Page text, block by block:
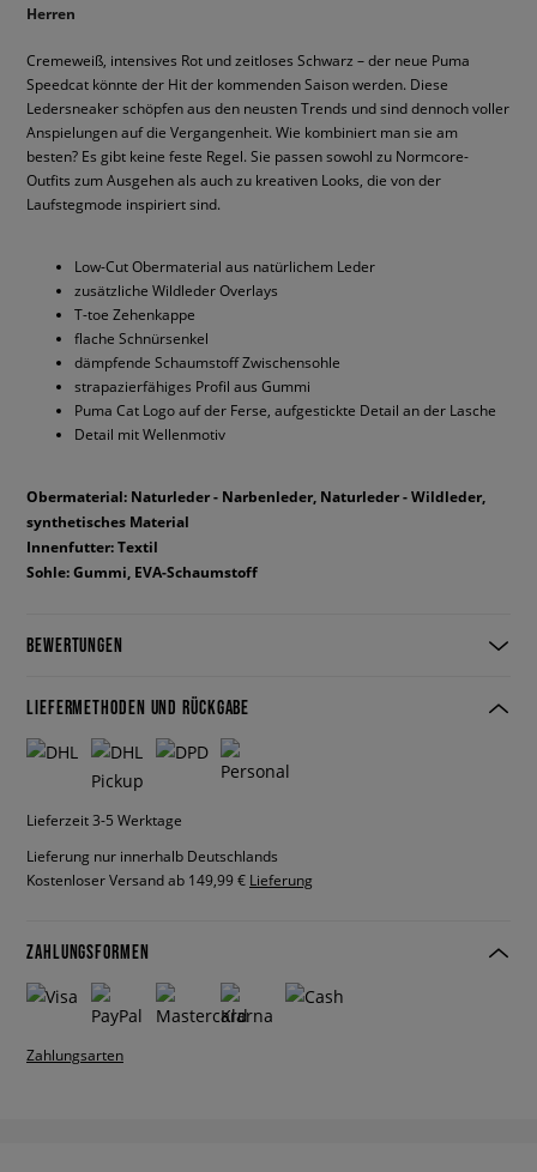
Herren
Cremeweiß, intensives Rot und zeitloses Schwarz – der neue Puma
Speedcat könnte der Hit der kommenden Saison werden. Diese
Ledersneaker schöpfen aus den neusten Trends und sind dennoch voller
Anspielungen auf die Vergangenheit. Wie kombiniert man sie am
besten? Es gibt keine feste Regel. Sie passen sowohl zu Normcore-
Outfits zum Ausgehen als auch zu kreativen Looks, die von der
Laufstegmode inspiriert sind.
Low-Cut Obermaterial aus natürlichem Leder
zusätzliche Wildleder Overlays
T-toe Zehenkappe
flache Schnürsenkel
dämpfende Schaumstoff Zwischensohle
strapazierfähiges Profil aus Gummi
Puma Cat Logo auf der Ferse, aufgestickte Detail an der Lasche
Detail mit Wellenmotiv
Obermaterial: Naturleder - Narbenleder, Naturleder - Wildleder,
synthetisches Material
Innenfutter: Textil
Sohle: Gummi, EVA-Schaumstoff
BEWERTUNGEN
LIEFERMETHODEN UND RÜCKGABE
Lieferzeit 3-5 Werktage
Lieferung nur innerhalb Deutschlands
Kostenloser Versand ab 149,99 € Lieferung
ZAHLUNGSFORMEN
Zahlungsarten